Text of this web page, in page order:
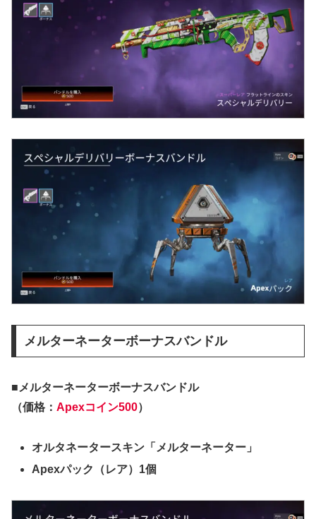
メルターネーターボーナスバンドル
■メルターネーターボーナスバンドル
（価格： Apexコイン500）
オルタネータースキン「メルターネーター」
Apexパック（レア）1個